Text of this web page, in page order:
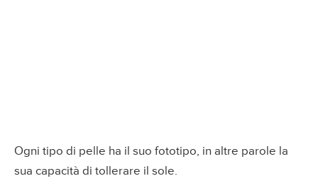
Ogni tipo di pelle ha il suo fototipo, in altre parole la
sua capacità di tollerare il sole.